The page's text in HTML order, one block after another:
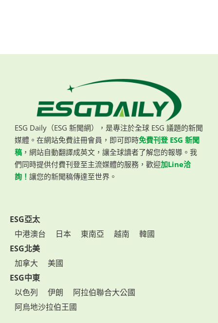
ESG Daily（ESG 新聞網），是專注於全球 ESG 議題的新聞
媒體。在網站免費註冊會員，即可即時免費刊登 ESG 新聞
稿 ，網站自動翻譯成英文，讓全球讀者了解您的報導。我
們同時提供付費刊登至主流媒體的服務，歡迎加Line洽
詢！ 讓您的新聞稿傳達至世界。
ESG亞太
中港澳台
日本 東南亞 越南
韓國
ESG北美
加拿大
美國
ESG中東
以色列
伊朗
阿拉伯聯合大公國
阿烏地沙拉伯王國